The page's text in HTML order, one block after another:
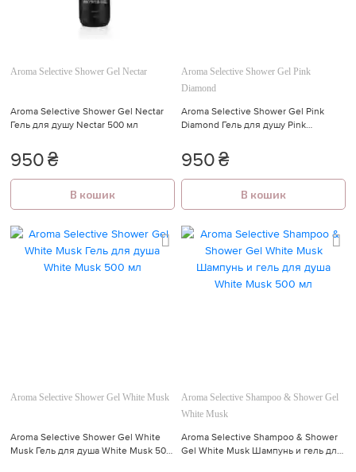
Aroma Selective Shower Gel Nectar
Aroma Selective Shower Gel Nectar
Гель для душу Nectar 500 мл
950₴
В кошик
Aroma Selective Shower Gel Pink
Diamond
Aroma Selective Shower Gel Pink
Diamond Гель для душу Pink
950₴
В кошик
Aroma Selective Shower Gel White Musk
Aroma Selective Shower Gel White
Musk Гель для душа White Musk 500
Aroma Selective Shampoo & Shower Gel
White Musk
Aroma Selective Shampoo & Shower
Gel White Musk Шампунь и гель для